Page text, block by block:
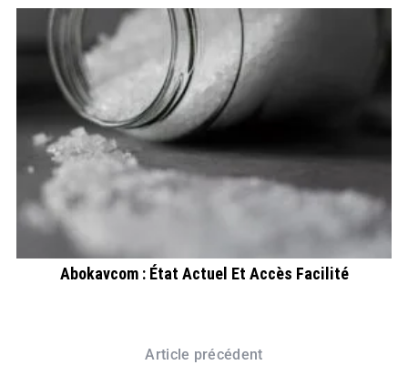
Abokavcom : État Actuel Et Accès Facilité
Article précédent